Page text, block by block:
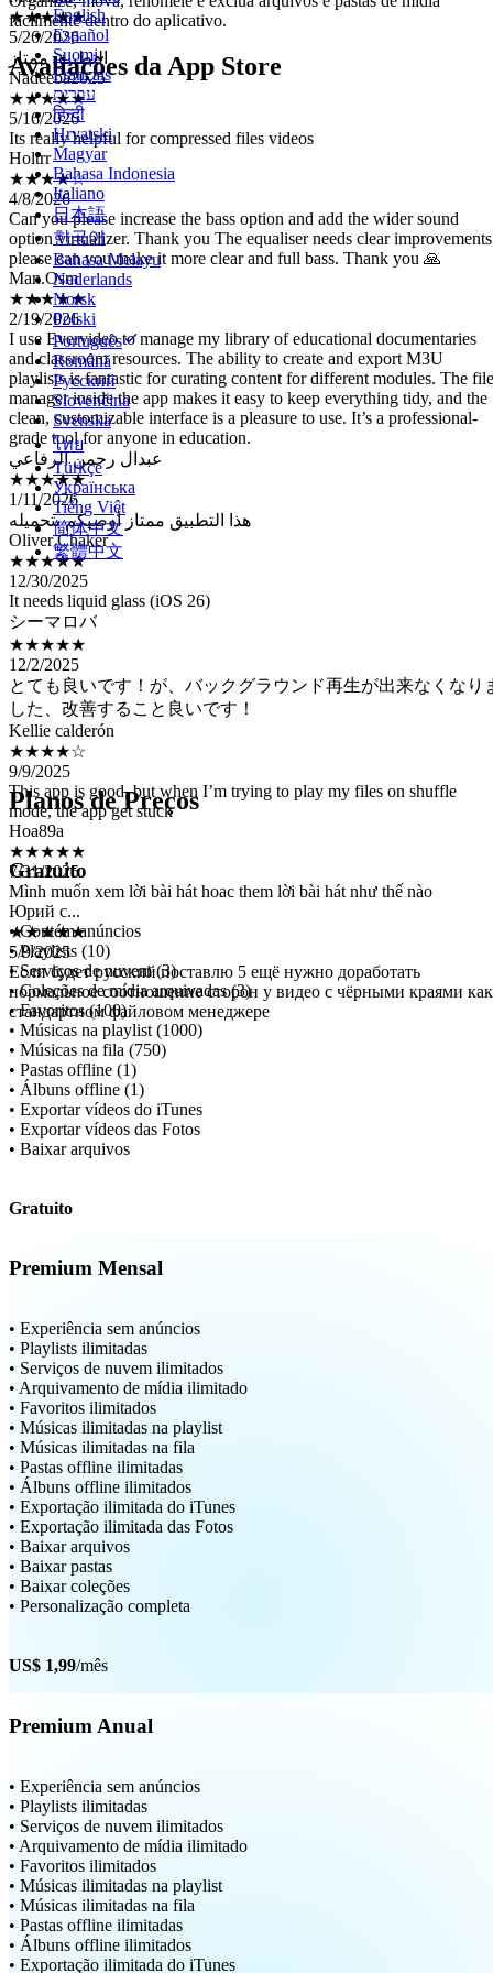
English
Español
Suomi
Français
עברית
हिन्दी
Hrvatski
Magyar
Bahasa Indonesia
Italiano
日本語
한국어
Bahasa Melayu
Nederlands
Norsk
Polski
Português
Română
Русский
Slovenčina
Svenska
ไทย
Türkçe
Українська
Tiếng Việt
简体中文
繁體中文
facilmente dentro do aplicativo.
Avaliações da App Store
التطبيق ممتاز
Nadeeba2025
★★★★★
5/16/2026
Its really helpful for compressed files videos
Holtrr
★★★★☆
4/8/2026
Can you please increase the bass option and add the wider sound
option virtualizer. Thank you The equaliser needs clear
please can you make it more clear and full bass. Thank you 🙏
Man.Osm
★★★★★
2/19/2026
I use Evervideo to manage my library of educational documentaries
and classroom resources. The ability to create and export M3U
playlists is fantastic for curating content for different modules. The file
manager inside the app makes it easy to keep everything tidy, and the
clean, customizable interface is a pleasure to use. It’s a professional-
grade tool for anyone in education.
عبدال رحمن الرفاعي
★★★★★
1/11/2026
هذا التطبيق ممتاز أوصيكم بتحميله
Oliver Chaker
★★★★★
12/30/2025
It needs liquid glass (iOS 26)
シーマロバ
★★★★★
12/2/2025
とても良いです！が、バックグラウンド再生が出来なくなり
した、改善すること良いです！
Kellie calderón
★★★★☆
9/9/2025
This app is good, but when I’m trying to play my files on shuffle
mode, the app get stuck
Hoa89a
★★★★★
7/31/2025
Mình muốn xem lời bài hát hoac them lời bài hát như thế nào
Юрий с...
★★★★★
5/9/2025
Если будет русский поставлю 5 ещё нужно доработать
нормальное соотношение сторон у видео с чёрными краями как
стандартном файловом менеджере
Planos de Preços
Gratuito
• Contém anúncios
• Playlists (10)
• Serviços de nuvem (3)
• Coleções de mídia arquivadas (3)
• Favoritos (100)
• Músicas na playlist (1000)
• Músicas na fila (750)
• Pastas offline (1)
• Álbuns offline (1)
• Exportar vídeos do iTunes
• Exportar vídeos das Fotos
• Baixar arquivos
Gratuito
Premium Mensal
• Experiência sem anúncios
• Playlists ilimitadas
• Serviços de nuvem ilimitados
• Arquivamento de mídia ilimitado
• Favoritos ilimitados
• Músicas ilimitadas na playlist
• Músicas ilimitadas na fila
• Pastas offline ilimitadas
• Álbuns offline ilimitados
• Exportação ilimitada do iTunes
• Exportação ilimitada das Fotos
• Baixar arquivos
• Baixar pastas
• Baixar coleções
• Personalização completa
US$ 1,99/mês
Premium Anual
• Experiência sem anúncios
• Playlists ilimitadas
• Serviços de nuvem ilimitados
• Arquivamento de mídia ilimitado
• Favoritos ilimitados
• Músicas ilimitadas na playlist
• Músicas ilimitadas na fila
• Pastas offline ilimitadas
• Álbuns offline ilimitados
• Exportação ilimitada do iTunes